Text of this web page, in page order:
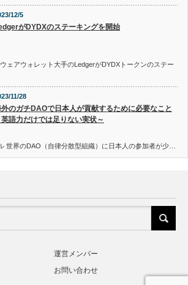
12/5
がDYDXのステーキングを開始
ェアウォレット大手のLedgerがDYDXトークンのステー
11/28
のガチDAOで日本人が貢献するために必要なこと
英語力だけでは足りない実状～
世界のDAO（自律分散型組織）に日本人の参加者が少…
運営メンバー
お問い合わせ